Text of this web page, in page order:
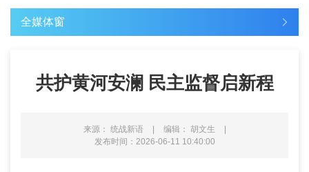
全媒体窗
共护黄河安澜 民主监督启新程
来源： 统战新语 | 编辑： 胡文生
|
发布时间：2026-06-11 10:40:00